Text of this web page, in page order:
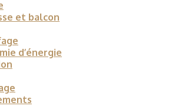
et balcon
d’énergie